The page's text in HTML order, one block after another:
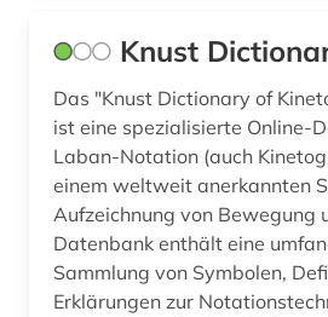
Knust
Das "Knust Dictionary of
ist eine spezialisierte Online-
Laban-Notation (auch
einem weltweit anerkannten
Aufzeichnung von Bewegung
Datenbank enthält eine
Sammlung von Symbolen,
Erklärungen zur